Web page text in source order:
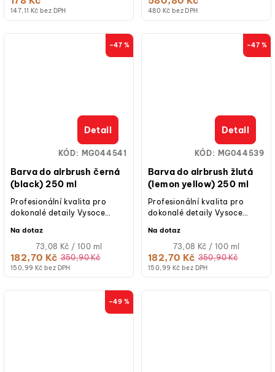
147,11 Kč bez DPH 480 Kč bez DPH
–47 %
Barva do airbrush černá
(black) 250 ml
150,99 Kč bez DPH
182,70 Kč 350,90 Kč
Měrná
cena:
73,08 Kč / 100 ml
Na dotaz
Detail
Profesionální kvalita pro
dokonalé detaily Vysoce
vodní bázi určené speciálně
pro použití...
KÓD: MG044541
–47 %
Barva do airbrush žlutá
(lemon yellow) 250 ml
150,99 Kč bez DPH
182,70 Kč 350,90 Kč
Měrná
cena:
73,08 Kč / 100 ml
Na dotaz
Detail
Profesionální kvalita pro
dokonalé detaily Vysoce
vodní bázi určené speciálně
pro použití...
KÓD: MG044539
–49 %